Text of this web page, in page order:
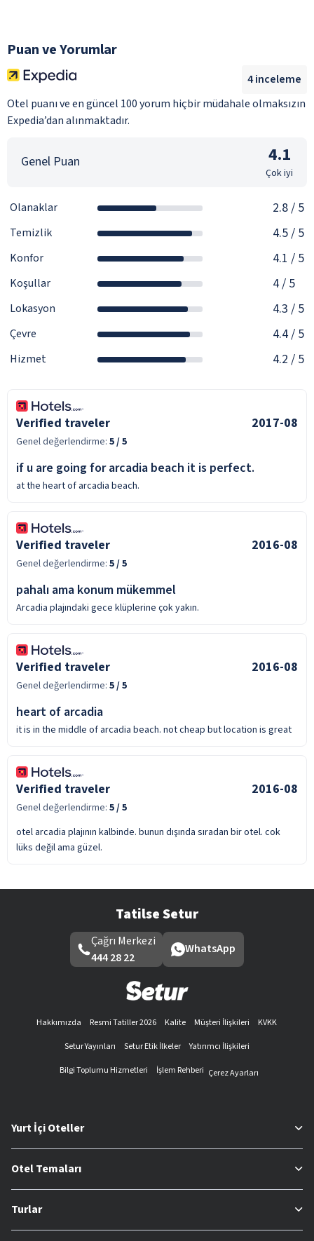
Puan ve Yorumlar
Otel puanı ve en güncel 100 yorum hiçbir müdahale olmaksızın
Expedia’dan alınmaktadır.
4inceleme
Genel Puan 4.1
Çok iyi
Olanaklar 2.8/ 5
Temizlik 4.5/ 5
Konfor 4.1 / 5
Koşullar 4/ 5
Lokasyon 4.3 / 5
Çevre 4.4/ 5
Hizmet 4.2 / 5
Verified traveler 2017-08
Genel değerlendirme: 5/ 5
if u are going for arcadia beach it is perfect.
at the heart of arcadia beach.
Verified traveler 2016-08
Genel değerlendirme: 5/ 5
pahalı ama konum mükemmel
Arcadia plajındaki gece klüplerine çok yakın.
Verified traveler 2016-08
Genel değerlendirme: 5/ 5
heart of arcadia
it is in the middle of arcadia beach. not cheap but location is great
Verified traveler 2016-08
Genel değerlendirme: 5/ 5
otel arcadia plajının kalbinde. bunun dışında sıradan bir otel. cok
lüks değil ama güzel.
Tatilse Setur
Çağrı Merkezi
444 28 22
WhatsApp
Hakkımızda Resmi Tatiller 2026 Kalite Müşteri İlişkileri
KVKK
Setur Yayınları
Setur Etik İlkeler
Yatırımcı İlişkileri
Bilgi Toplumu Hizmetleri
İşlem Rehberi Çerez Ayarları
Yurt İçi Oteller
Otel Temaları
Turlar